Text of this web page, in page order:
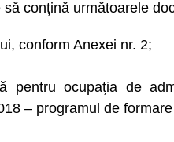
conțină următoarele
conform Anexei nr. 2;
pentru ocupația de
– programul de